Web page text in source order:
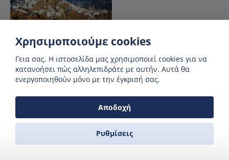
πόλης της Σερίφου
Χάρτης του λιμανιού
Χρησιμοποιούμε cookies
Γεια σας. H ιστοσελίδα μας χρησιμοποιεί cookies για να
κατανοήσει πώς αλληλεπιδράτε με αυτήν. Αυτά θα
ενεργοποιηθούν μόνο με την έγκρισή σας.
Αποδοχή
Ρυθμίσεις